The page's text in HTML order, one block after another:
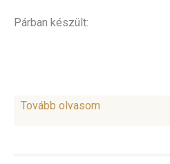
Párban készült:
Tovább olvasom